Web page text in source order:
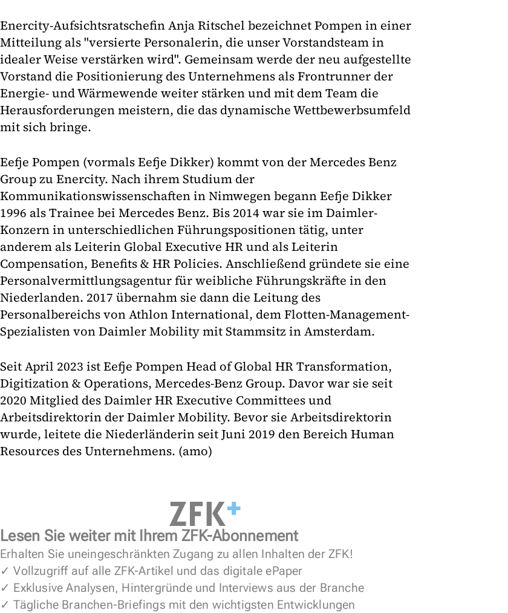
Enercity-Aufsichtsratschefin Anja Ritschel bezeichnet Pompen in einer
Mitteilung als "versierte Personalerin, die unser Vorstandsteam in
idealer Weise verstärken wird". Gemeinsam werde der neu aufgestellte
Vorstand die Positionierung des Unternehmens als Frontrunner der
Energie- und Wärmewende weiter stärken und mit dem Team die
Herausforderungen meistern, die das dynamische Wettbewerbsumfeld
mit sich bringe.
Eefje Pompen (vormals Eefje Dikker) kommt von der Mercedes Benz
Group zu Enercity. Nach ihrem Studium der
Kommunikationswissenschaften in Nimwegen begann Eefje Dikker
1996 als Trainee bei Mercedes Benz. Bis 2014 war sie im Daimler-
Konzern in unterschiedlichen Führungspositionen tätig, unter
anderem als Leiterin Global Executive HR und als Leiterin
Compensation, Benefits & HR Policies. Anschließend gründete sie eine
Personalvermittlungsagentur für weibliche Führungskräfte in den
Niederlanden. 2017 übernahm sie dann die Leitung des
Personalbereichs von Athlon International, dem Flotten-Management-
Spezialisten von Daimler Mobility mit Stammsitz in Amsterdam.
Seit April 2023 ist Eefje Pompen Head of Global HR Transformation,
Digitization & Operations, Mercedes-Benz Group. Davor war sie seit
2020 Mitglied des Daimler HR Executive Committees und
Arbeitsdirektorin der Daimler Mobility. Bevor sie Arbeitsdirektorin
wurde, leitete die Niederländerin seit Juni 2019 den Bereich Human
Resources des Unternehmens. (amo)
Lesen Sie weiter mit Ihrem ZFK-Abonnement
Erhalten Sie uneingeschränkten Zugang zu allen Inhalten der ZFK!
✓ Vollzugriff auf alle ZFK-Artikel und das digitale ePaper
✓ Exklusive Analysen, Hintergründe und Interviews aus der Branche
✓ Tägliche Branchen-Briefings mit den wichtigsten Entwicklungen